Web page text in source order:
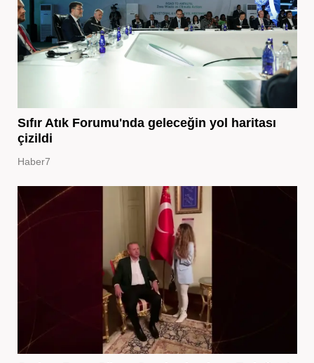
Sıfır Atık Forumu'nda geleceğin yol haritası
çizildi
Haber7